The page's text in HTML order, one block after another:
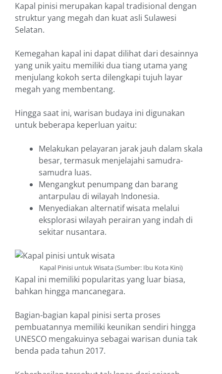
Kapal pinisi merupakan kapal tradisional dengan
struktur yang megah dan kuat asli Sulawesi
Selatan.
Kemegahan kapal ini dapat dilihat dari desainnya
yang unik yaitu memiliki dua tiang utama yang
menjulang kokoh serta dilengkapi tujuh layar
megah yang membentang.
Hingga saat ini, warisan budaya ini digunakan
untuk beberapa keperluan yaitu:
Melakukan pelayaran jarak jauh dalam skala
besar, termasuk menjelajahi samudra-
samudra luas.
Mengangkut penumpang dan barang
antarpulau di wilayah Indonesia.
Menyediakan alternatif wisata melalui
eksplorasi wilayah perairan yang indah di
sekitar nusantara.
Kapal Pinisi untuk Wisata (Sumber: Ibu Kota Kini)
Kapal ini memiliki popularitas yang luar biasa,
bahkan hingga mancanegara.
Bagian-bagian kapal pinisi serta proses
pembuatannya memiliki keunikan sendiri hingga
UNESCO mengakuinya sebagai warisan dunia tak
benda pada tahun 2017.